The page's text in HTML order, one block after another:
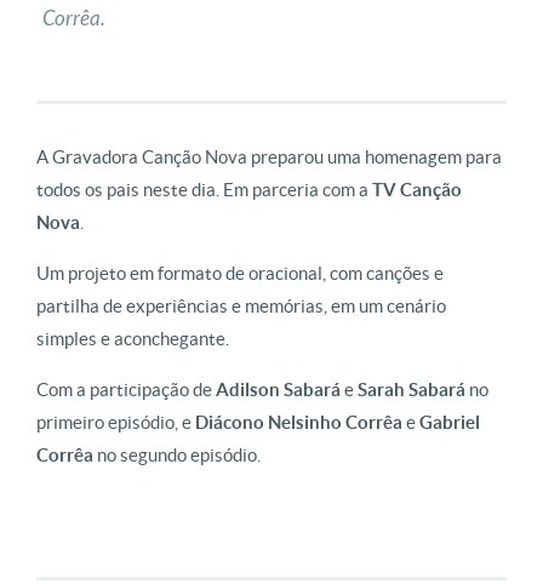
Corrêa.
A Gravadora Canção Nova preparou uma homenagem para
todos os pais neste dia. Em parceria com a TV Canção
Nova
Um projeto em formato de oracional, com canções e
partilha de experiências e memórias, em um cenário
simples e aconchegante.
Com a participação deAdilson Sabará eSarah Sabará no
primeiro episódio, e Diácono Nelsinho Corrêa eGabriel
Corrêa no segundo episódio.